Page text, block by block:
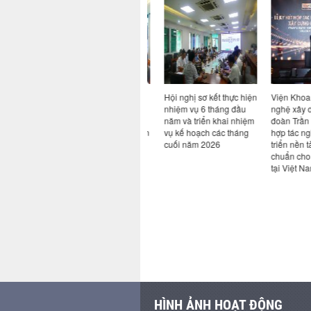
Hội nghị sơ kết thực hiện
nhiệm vụ 6 tháng đầu
năm và triển khai nhiệm
vụ kế hoạch các tháng
cuối năm 2026
Viện Khoa
nghệ xây
đoàn Trần
hợp tác
triển nền
chuẩn cho
tại Việt Nam
HÌNH ẢNH HOẠT ĐỘNG